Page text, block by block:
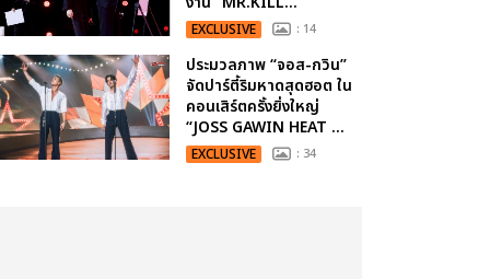
EXCLUSIVE : 14
ประมวลภาพ “จอส-กวิน”
จัดปาร์ตี้ริมหาดสุดฮอต ใน
คอนเสิร์ตครั้งยิ่งใหญ่
“JOSS GAWIN HEAT ...
EXCLUSIVE : 34